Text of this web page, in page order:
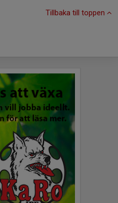
Tillbaka till toppen